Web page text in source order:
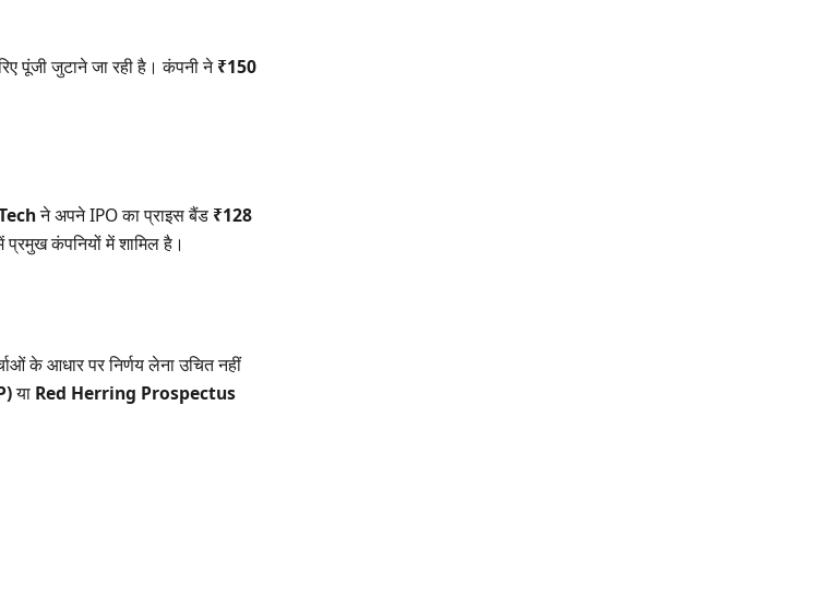
पूंजी जुटाने जा रही है। कंपनी ने₹150
ने अपने IPO का प्राइस बैंड ₹128
कंपनियों में शामिल है।
के आधार पर निर्णय लेना उचित नहीं
या Red Herring Prospectus